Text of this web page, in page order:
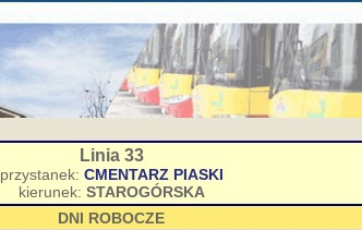
Linia 33
przystanek: CMENTARZ PIASKI
kierunek: STAROGÓRSKA
DNI ROBOCZE